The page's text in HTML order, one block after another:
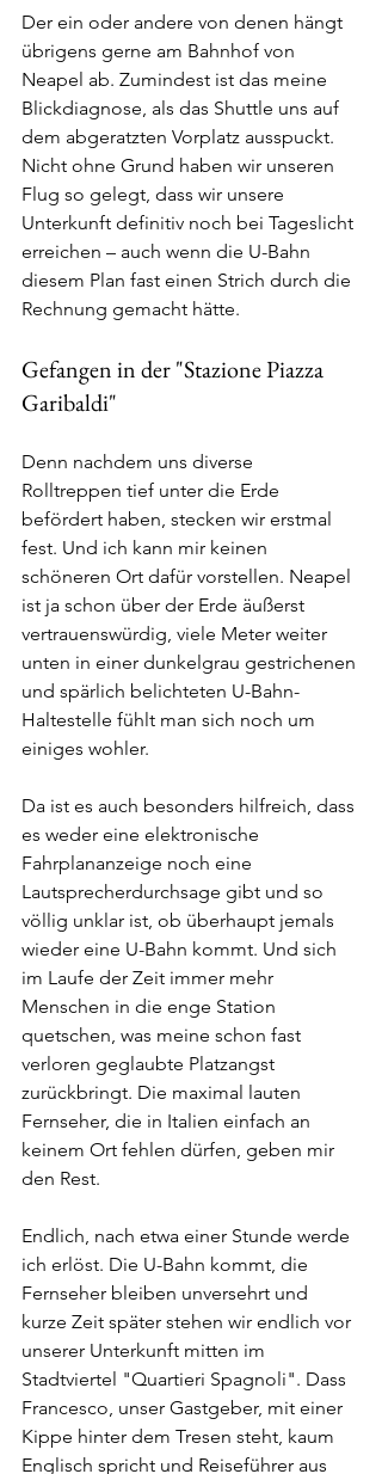
Der ein oder andere von denen hängt
übrigens gerne am Bahnhof von
Neapel ab. Zumindest ist das meine
Blickdiagnose, als das Shuttle uns auf
dem abgeratzten Vorplatz ausspuckt.
Nicht ohne Grund haben wir unseren
Flug so gelegt, dass wir unsere
Unterkunft definitiv noch bei Tageslicht
erreichen – auch wenn die U-Bahn
diesem Plan fast einen Strich durch die
Rechnung gemacht hätte.
Gefangen in der "Stazione Piazza
Garibaldi"
Denn nachdem uns diverse
Rolltreppen tief unter die Erde
befördert haben, stecken wir erstmal
fest. Und ich kann mir keinen
schöneren Ort dafür vorstellen. Neapel
ist ja schon über der Erde äußerst
vertrauenswürdig, viele Meter weiter
unten in einer dunkelgrau gestrichenen
und spärlich belichteten U-Bahn-
Haltestelle fühlt man sich noch um
einiges wohler.
Da ist es auch besonders hilfreich, dass
es weder eine elektronische
Fahrplananzeige noch eine
Lautsprecherdurchsage gibt und so
völlig unklar ist, ob überhaupt jemals
wieder eine U-Bahn kommt. Und sich
im Laufe der Zeit immer mehr
Menschen in die enge Station
quetschen, was meine schon fast
verloren geglaubte Platzangst
zurückbringt. Die maximal lauten
Fernseher, die in Italien einfach an
keinem Ort fehlen dürfen, geben mir
den Rest.
Endlich, nach etwa einer Stunde werde
ich erlöst. Die U-Bahn kommt, die
Fernseher bleiben unversehrt und
kurze Zeit später stehen wir endlich vor
unserer Unterkunft mitten im
Stadtviertel "Quartieri Spagnoli". Dass
Francesco, unser Gastgeber, mit einer
Kippe hinter dem Tresen steht, kaum
Englisch spricht und Reiseführer aus